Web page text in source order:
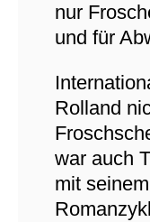
nur
und für
Rolland
war auch
mit